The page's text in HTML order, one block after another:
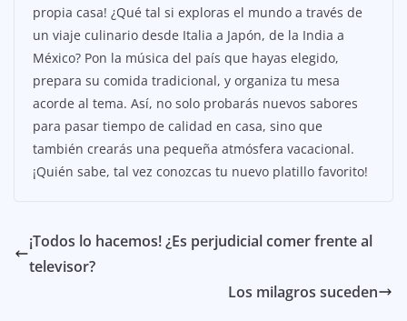
propia casa! ¿Qué tal si exploras el mundo a través de
un viaje culinario desde Italia a Japón, de la India a
México? Pon la música del país que hayas elegido,
prepara su comida tradicional, y organiza tu mesa
acorde al tema. Así, no solo probarás nuevos sabores
para pasar tiempo de calidad en casa, sino que
también crearás una pequeña atmósfera vacacional.
¡Quién sabe, tal vez conozcas tu nuevo platillo favorito!
¡Todos lo hacemos! ¿Es perjudicial comer frente al
televisor?
Los milagros suceden